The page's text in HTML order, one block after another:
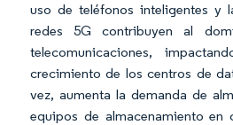
uso de teléfonos inteligentes y
redes 5G contribuyen al
telecomunicaciones,
crecimiento de los centros de
vez, aumenta la demanda de
equipos de almacenamiento